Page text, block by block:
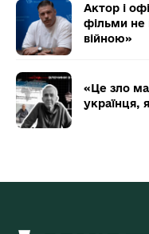
Актор і
фільми не
війною»
«Це зло
українця,